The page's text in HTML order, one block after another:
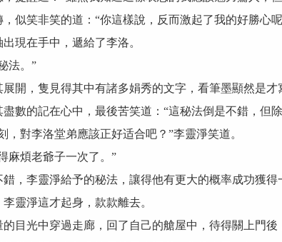
笑非笑的道：“你這樣說，反而激起了我的好勝心
在手中，遞給了李洛。
法。”
，隻見得其中有諸多娟秀的文字，看筆墨顯然是才
的記在心中，最後苦笑道：“這秘法倒是不錯，但
對李洛堂弟應該正好适合吧？”李靈淨笑道。
煩老爺子一次了。”
李靈淨給予的秘法，讓得他有更大的概率成功獲得
淨這才起身，款款離去。
光中穿過走廊，回了自己的艙屋中，待得關上門後